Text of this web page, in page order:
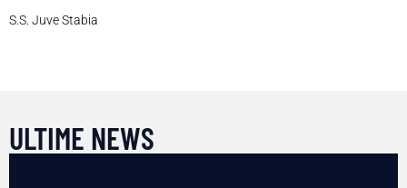
S.S. Juve Stabia
ULTIME NEWS